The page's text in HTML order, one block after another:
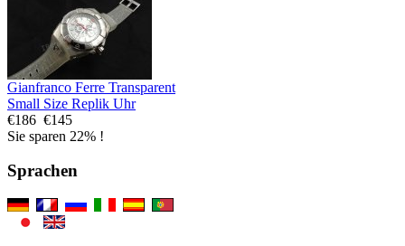
Gianfranco Ferre Transparent
Small Size Replik Uhr
€186 €145
Sie sparen 22% !
Sprachen